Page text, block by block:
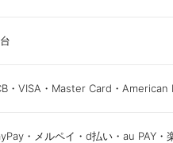
・VISA・Master Card・
・メルペイ・d払い・au PAY・